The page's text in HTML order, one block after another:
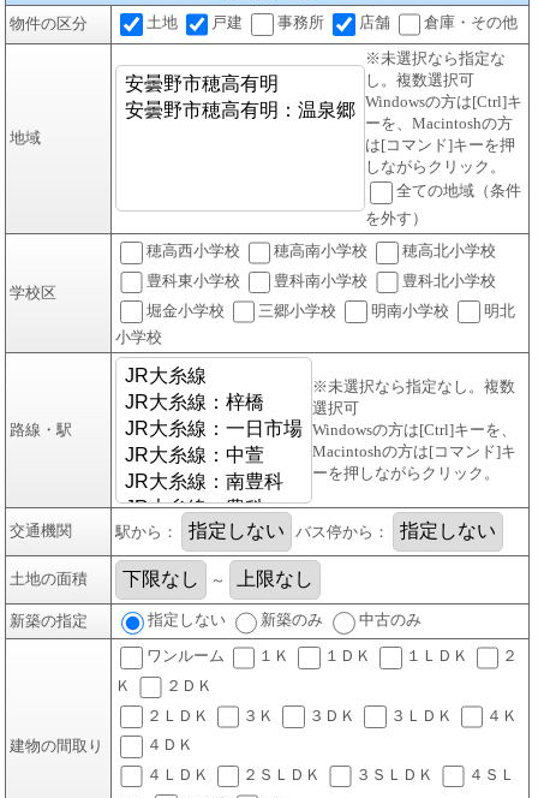
物件の区分
土地 戸建 事務所 店舗 倉庫・その他
地域
※未選択なら指定な
し。複数選択可
Windowsの方は[Ctrl]キ
ーを、Macintoshの方
は[コマンド]キーを押
しながらクリック。
全ての地域（条件
を外す）
学校区
穂高西小学校 穂高南小学校
穂高北小学校
豊科東小学校
豊科南小学校
豊科北小学校
堀金小学校
三郷小学校 明南小学校
明北
小学校
路線・駅
※未選択なら指定なし。複数
選択可
Windowsの方は[Ctrl]キーを、
Macintoshの方は[コマンド]キ
ーを押しながらクリック。
交通機関 駅から： バス停から：
土地の面積 ～
新築の指定 指定しない 新築のみ 中古のみ
建物の間取り
ワンルーム １Ｋ １ＤＫ １ＬＤＫ
２
Ｋ
２ＤＫ
２ＬＤＫ
３Ｋ ３ＤＫ ３ＬＤＫ
４Ｋ
４ＤＫ
４ＬＤＫ
２ＳＬＤＫ ３ＳＬＤＫ
４ＳＬ